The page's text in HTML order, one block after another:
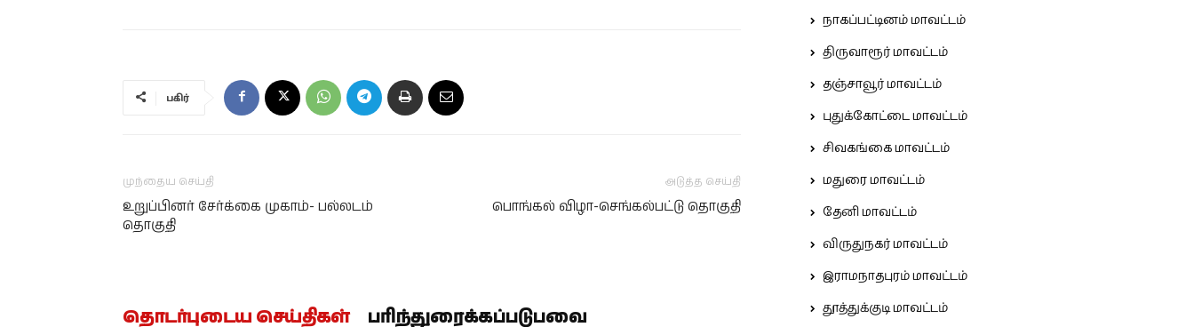
பகிர்
முந்தைய செய்தி
உறுப்பினர் சேர்க்கை முகாம்- பல்லடம்
தொகுதி
அடுத்த செய்தி
பொங்கல் விழா-செங்கல்பட்டு தொகுதி
தொடர்புடைய செய்திகள் பரிந்துரைக்கப்படுபவை
நாகப்பட்டினம் மாவட்டம்
திருவாரூர் மாவட்டம்
தஞ்சாவூர் மாவட்டம்
புதுக்கோட்டை மாவட்டம்
சிவகங்கை மாவட்டம்
மதுரை மாவட்டம்
தேனி மாவட்டம்
விருதுநகர் மாவட்டம்
இராமநாதபுரம் மாவட்டம்
தூத்துக்குடி மாவட்டம்